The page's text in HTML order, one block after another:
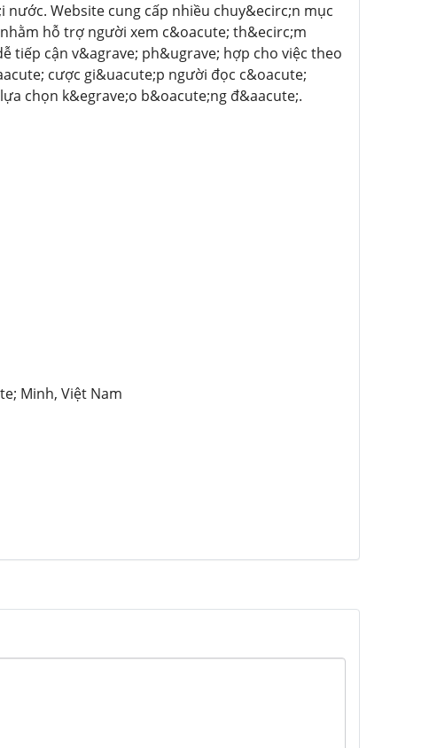
Website cung cấp nhiều chuy&ecirc;n mục
hỗ trợ người xem c&oacute; th&ecirc;m
tiếp cận v&agrave; ph&ugrave; hợp cho việc theo
cược gi&uacute;p người đọc c&oacute;
chọn k&egrave;o b&oacute;ng đ&aacute;.
Minh, Việt Nam